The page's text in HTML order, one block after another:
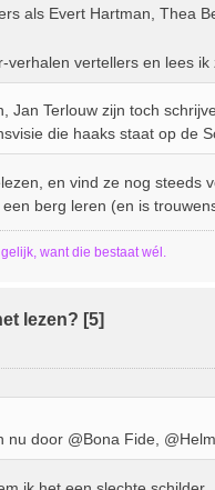
als Evert Hartman, Thea
verhalen vertellers en lees ik
Jan Terlouw zijn toch
die haaks staat op de
en vind ze nog steeds
berg leren (en is
want die bestaat wél.
lezen? [5]
nu door @Bona Fide,